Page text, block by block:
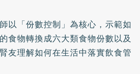
以「份數控制」為核心，示範如
食物轉換成六大類食物份數以及
友理解如何在生活中落實飲食管